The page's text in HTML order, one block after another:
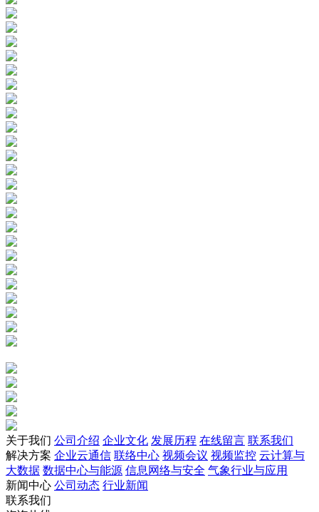
关于我们 公司介绍 企业文化 发展历程 在线留言 联系我们
解决方案 企业云通信 联络中心 视频会议 视频监控 云计算与
大数据 数据中心与能源 信息网络与安全 气象行业与应用
新闻中心 公司动态 行业新闻
联系我们